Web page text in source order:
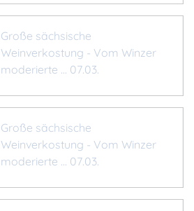
Große sächsische
Weinverkostung - Vom Winzer
moderierte ... 07.03.
Große sächsische
Weinverkostung - Vom Winzer
moderierte ... 07.03.